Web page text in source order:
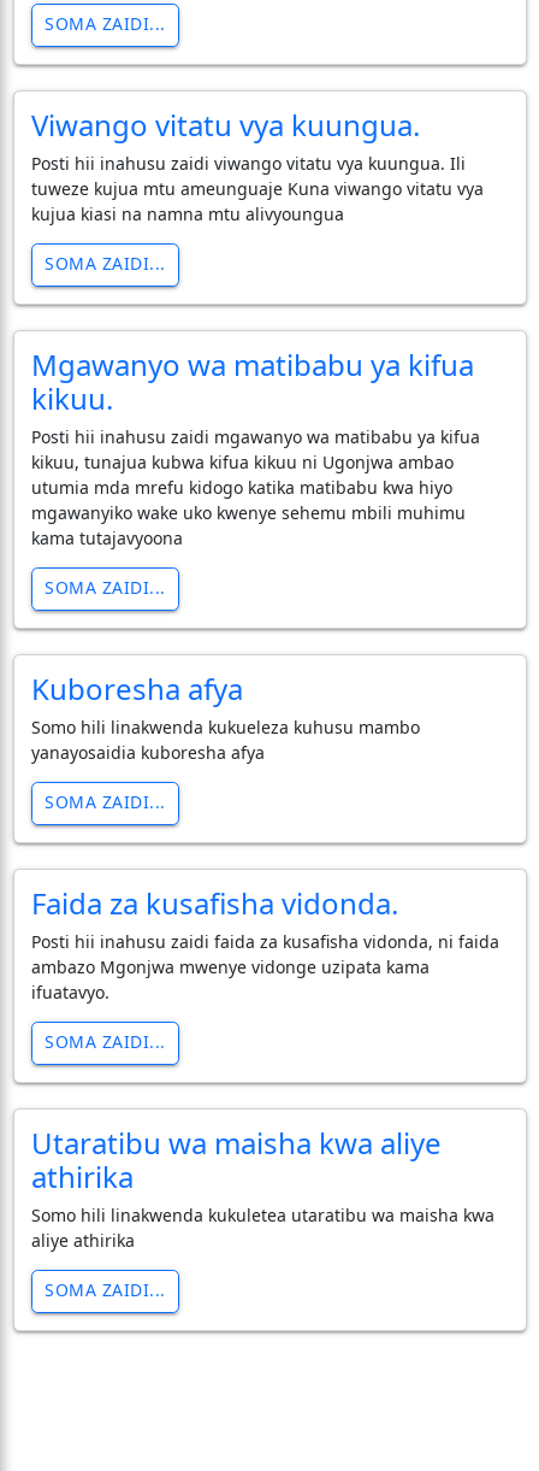
SOMA ZAIDI...
Viwango vitatu vya kuungua.
Posti hii inahusu zaidi viwango vitatu vya kuungua. Ili
tuweze kujua mtu ameunguaje Kuna viwango vitatu vya
kujua kiasi na namna mtu alivyoungua
SOMA ZAIDI...
Mgawanyo wa matibabu ya kifua
kikuu.
Posti hii inahusu zaidi mgawanyo wa matibabu ya kifua
kikuu, tunajua kubwa kifua kikuu ni Ugonjwa ambao
utumia mda mrefu kidogo katika matibabu kwa hiyo
mgawanyiko wake uko kwenye sehemu mbili muhimu
kama tutajavyoona
SOMA ZAIDI...
Kuboresha afya
Somo hili linakwenda kukueleza kuhusu mambo
yanayosaidia kuboresha afya
SOMA ZAIDI...
Faida za kusafisha vidonda.
Posti hii inahusu zaidi faida za kusafisha vidonda, ni faida
ambazo Mgonjwa mwenye vidonge uzipata kama
ifuatavyo.
SOMA ZAIDI...
Utaratibu wa maisha kwa aliye
athirika
Somo hili linakwenda kukuletea utaratibu wa maisha kwa
aliye athirika
SOMA ZAIDI...